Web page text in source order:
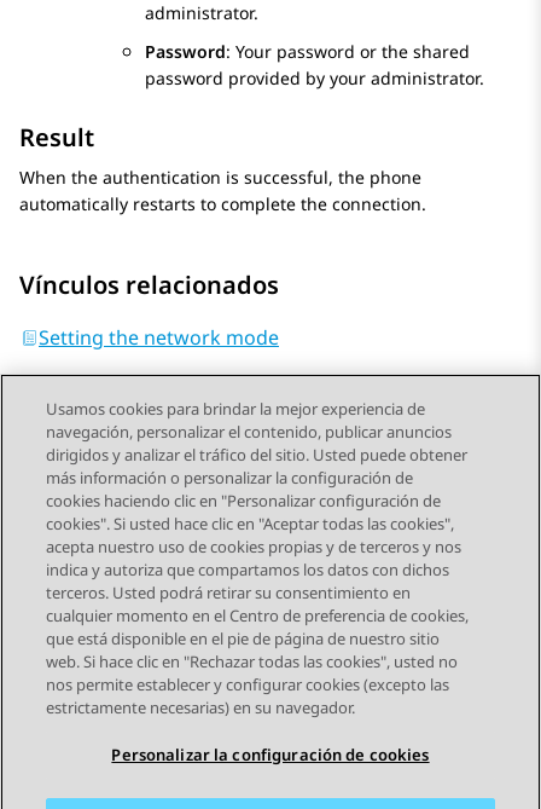
administrator.
Password: Your password or the shared
password provided by your administrator.
Result
When the authentication is successful, the phone
automatically restarts to complete the connection.
Vínculos relacionados
Setting the network mode
Send Feedback
Navegación de tema
Tema anterior Tema siguiente
STAY CONNECTED
Usamos cookies para brindar la mejor experiencia de
navegación, personalizar el contenido, publicar anuncios
dirigidos y analizar el tráfico del sitio. Usted puede obtener
más información o personalizar la configuración de
cookies haciendo clic en "Personalizar configuración de
cookies". Si usted hace clic en "Aceptar todas las cookies",
acepta nuestro uso de cookies propias y de terceros y nos
indica y autoriza que compartamos los datos con dichos
terceros. Usted podrá retirar su consentimiento en
cualquier momento en el Centro de preferencia de cookies,
que está disponible en el pie de página de nuestro sitio
web. Si hace clic en "Rechazar todas las cookies", usted no
nos permite establecer y configurar cookies (excepto las
estrictamente necesarias) en su navegador.
Personalizar la configuración de cookies